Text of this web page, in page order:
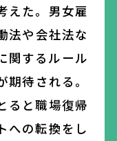
えた。男女雇
法や会社法な
関するルール
待される。
ると職場復帰
への転換をし